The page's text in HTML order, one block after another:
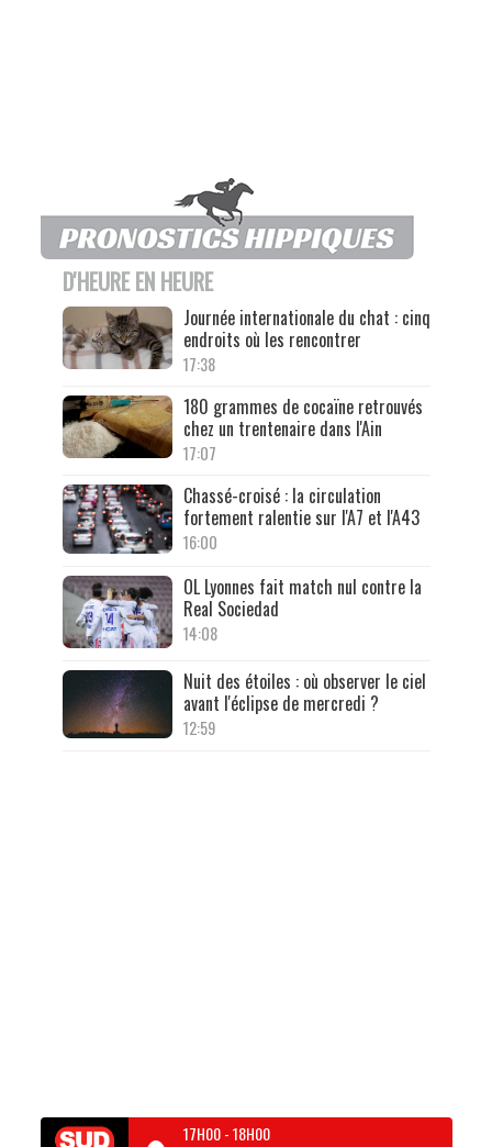
D'HEURE EN HEURE
Journée internationale du chat : cinq
endroits où les rencontrer
17:38
180 grammes de cocaïne retrouvés
chez un trentenaire dans l'Ain
17:07
Chassé-croisé : la circulation
fortement ralentie sur l'A7 et l'A43
16:00
OL Lyonnes fait match nul contre la
Real Sociedad
14:08
Nuit des étoiles : où observer le ciel
avant l'éclipse de mercredi ?
12:59
17H00-18H00